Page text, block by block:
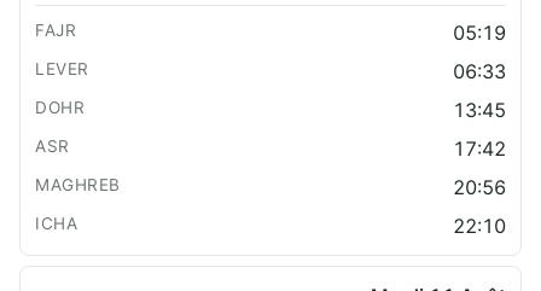
05:19
06:33
13:45
17:42
20:56
22:10